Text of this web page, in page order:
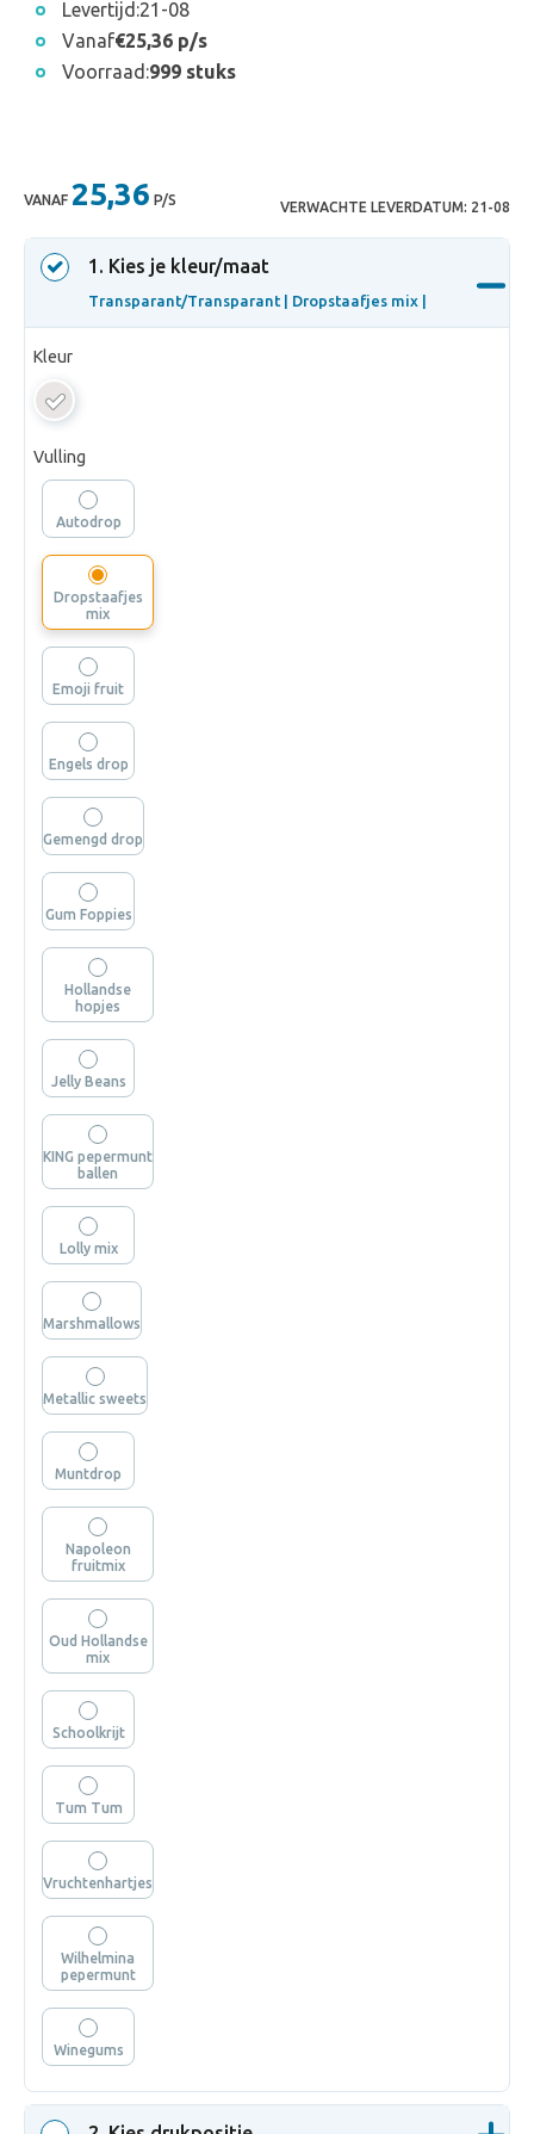
Levertijd:21-08
Vanaf€25,36 p/s
Voorraad:999 stuks
VANAF 25,36 P/S VERWACHTE LEVERDATUM: 21-08
1 . Kies je kleur/maat
Transparant/Transparant | Dropstaafjes mix |
Kleur
Transparant/Transparant
Vulling
Autodrop
Dropstaafjes
mix
Emoji fruit
Engels drop
Gemengd drop
Gum Foppies
Hollandse
hopjes
Jelly Beans
KING pepermunt
ballen
Lolly mix
Marshmallows
Metallic sweets
Muntdrop
Napoleon
fruitmix
Oud Hollandse
mix
Schoolkrijt
Tum Tum
Vruchtenhartjes
Wilhelmina
pepermunt
Winegums